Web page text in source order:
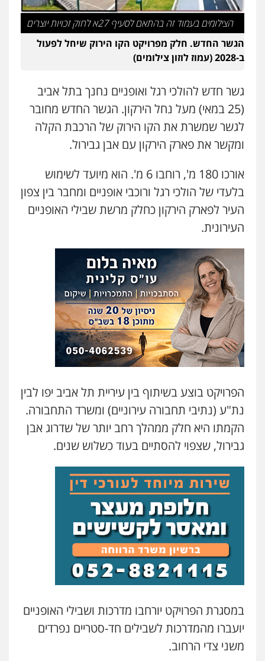
עו"ד אביגדור פלדמן
פלילי אסירים צווארון לבן זכויות אדם אזרחי
0505345826
פלילי כלכלי מיסים הלבנת הון
0528758840
דוד אפרים משרד עורכי דין
פלילי צווארון לבן מס הכנסה
0506209859
הצילומים בעמוד זה בהתאם לסעיף 27א לחוק זכויות יוצרים
הגשר החדש. חלק מפרויקט הקו הירוק שיחל לפעול
ב-2028 (עמוז לוזון צילומים)
גשר חדש להולכי רגל ואופניים נחנך בתל אביב
(25 במאי) מעל נחל הירקון. הגשר החדש מחובר
לגשר שמשרת את הקו הירוק של הרכבת הקלה
ומקשר את פארק הירקון עם אבן גבירול.
אורכו 180 מ', רוחבו 6 מ'. הוא מיועד לשימוש
בלעדי של הולכי רגל ורוכבי אופניים ומחבר בין צפון
העיר לפארק הירקון כחלק מרשת שבילי האופניים
העירונית.
הפרויקט בוצע בשיתוף בין עיריית תל אביב יפו לבין
נת"ע (נתיבי תחבורה עירוניים) ומשרד התחבורה.
הקמתו היא חלק ממהלך רחב יותר של שדרוג אבן
גבירול, שצפוי להסתיים בעוד כשלוש שנים.
במסגרת הפרויקט יורחבו מדרכות ושבילי האופניים
יועברו מהמדרכות לשבילים חד-סטריים נפרדים
משני צדי הרחוב.